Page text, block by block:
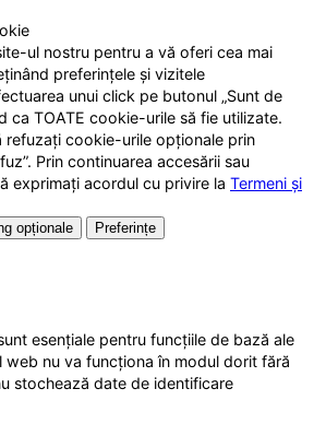
ul nostru pentru a vă oferi cea mai
preferințele și vizitele
unui click pe butonul „Sunt de
ca TOATE cookie-urile să fie utilizate.
refuzați cookie-urile opționale prin
Prin continuarea accesării sau
exprimați acordul cu privire la Termeni și
opționale
Preferințe
esențiale pentru funcțiile de bază ale
nu va funcționa în modul dorit fără
stochează date de identificare